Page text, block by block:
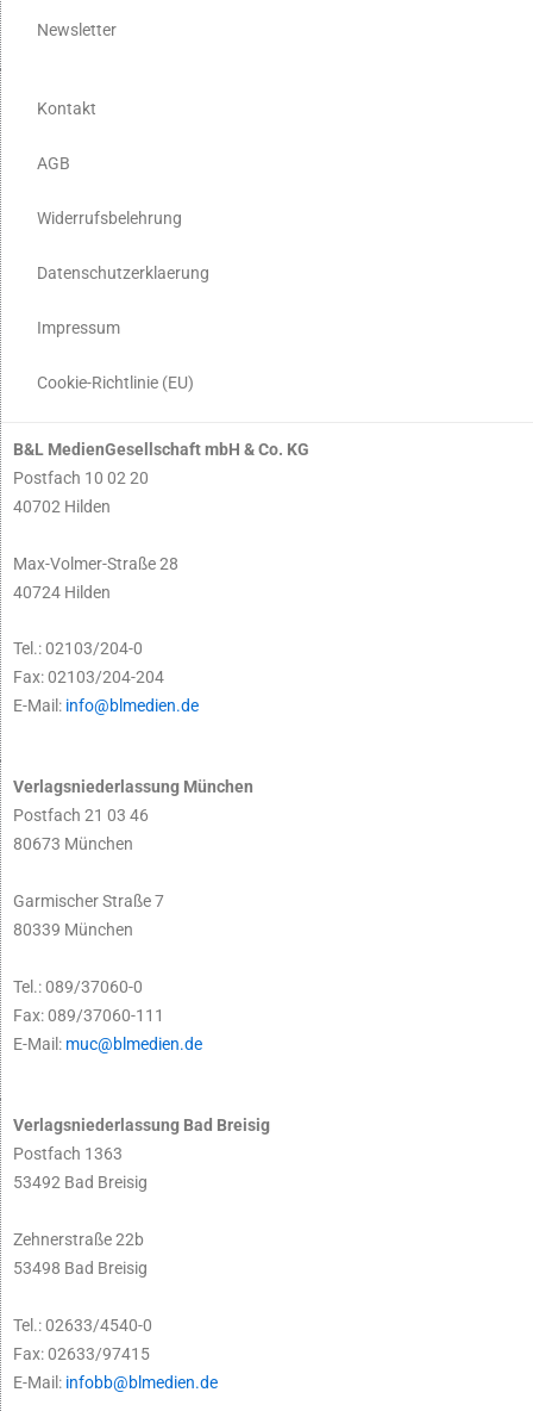
Newsletter
Kontakt
AGB
Widerrufsbelehrung
Datenschutzerklaerung
Impressum
Cookie-Richtlinie (EU)
B&L MedienGesellschaft mbH & Co. KG
Postfach 10 02 20
40702 Hilden
Max-Volmer-Straße 28
40724 Hilden
Tel.: 02103/204-0
Fax: 02103/204-204
E-Mail: info@blmedien.de
Verlagsniederlassung München
Postfach 21 03 46
80673 München
Garmischer Straße 7
80339 München
Tel.: 089/37060-0
Fax: 089/37060-111
E-Mail: muc@blmedien.de
Verlagsniederlassung Bad Breisig
Postfach 1363
53492 Bad Breisig
Zehnerstraße 22b
53498 Bad Breisig
Tel.: 02633/4540-0
Fax: 02633/97415
E-Mail: infobb@blmedien.de